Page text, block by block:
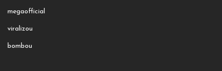
megaofficial
viralizou
bombou